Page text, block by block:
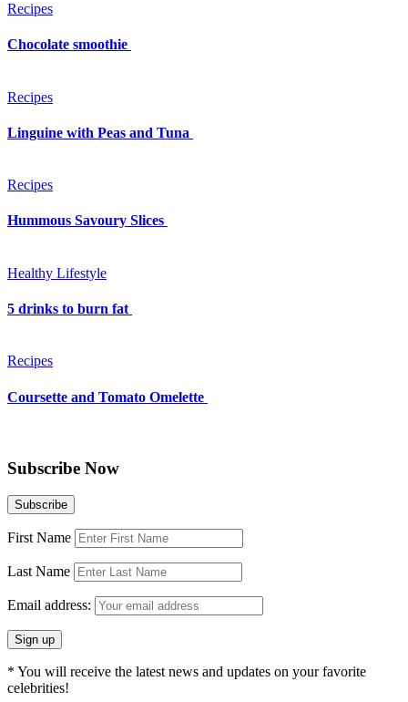
Recipes
Chocolate smoothie
Recipes
Linguine with Peas and Tuna
Recipes
Hummous Savoury Slices
Healthy Lifestyle
5 drinks to burn fat
Recipes
Coursette and Tomato Omelette
Subscribe Now
First Name
Last Name
Email address:
* You will receive the latest news and updates on your favorite
celebrities!